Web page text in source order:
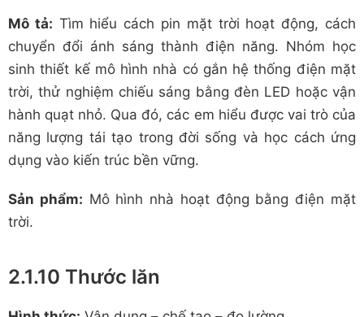
Mô tả: Tìm hiểu cách pin mặt trời hoạt động, cách
chuyển đổi ánh sáng thành điện năng. Nhóm học
sinh thiết kế mô hình nhà có gắn hệ thống điện mặt
trời, thử nghiệm chiếu sáng bằng đèn LED hoặc vận
hành quạt nhỏ. Qua đó, các em hiểu được vai trò của
năng lượng tái tạo trong đời sống và học cách ứng
dụng vào kiến trúc bền vững.
Sản phẩm: Mô hình nhà hoạt động bằng điện mặt
trời.
2.1.10 Thước lăn